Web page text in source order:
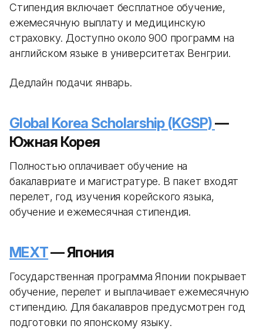
Стипендия включает бесплатное обучение,
ежемесячную выплату и медицинскую
страховку. Доступно около 900 программ на
английском языке в университетах Венгрии.
Дедлайн подачи: январь.
Global Korea Scholarship (KGSP)—
Южная Корея
Полностью оплачивает обучение на
бакалавриате и магистратуре. В пакет входят
перелет, год изучения корейского языка,
обучение и ежемесячная стипендия.
MEXT— Япония
Государственная программа Японии покрывает
обучение, перелет и выплачивает ежемесячную
стипендию. Для бакалавров предусмотрен год
подготовки по японскому языку.